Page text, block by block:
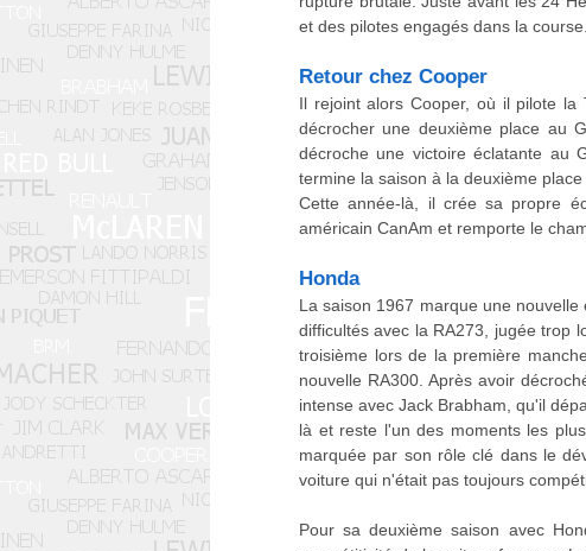
et des pilotes engagés dans la course.
Retour chez Cooper
Il rejoint alors Cooper, où il pilote
décrocher une deuxième place au
décroche une victoire éclatante au
termine la saison à la deuxième
Cette année-là, il crée sa propre
américain CanAm et remporte le
Honda
La saison 1967 marque une
difficultés avec la RA273, jugée trop
troisième lors de la première
nouvelle RA300. Après avoir
intense avec Jack Brabham, qu'il
là et reste l'un des moments les
marquée par son rôle clé dans le
voiture qui n'était pas toujours
Pour sa deuxième saison avec